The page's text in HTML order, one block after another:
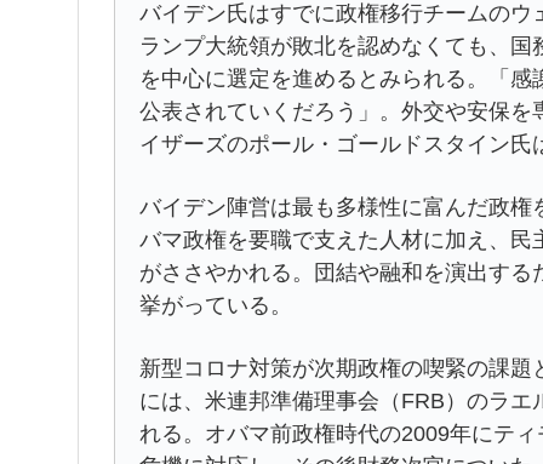
バイデン氏はすでに政権移行チームの
ランプ大統領が敗北を認めなくても、
を中心に選定を進めるとみられる。「
公表されていくだろう」。外交や安保
イザーズのポール・ゴールドスタイン氏
バイデン陣営は最も多様性に富んだ政
バマ政権を要職で支えた人材に加え、
がささやかれる。団結や融和を演出す
挙がっている。
新型コロナ対策が次期政権の喫緊の課
には、米連邦準備理事会（FRB）のラ
れる。オバマ前政権時代の2009年にテ